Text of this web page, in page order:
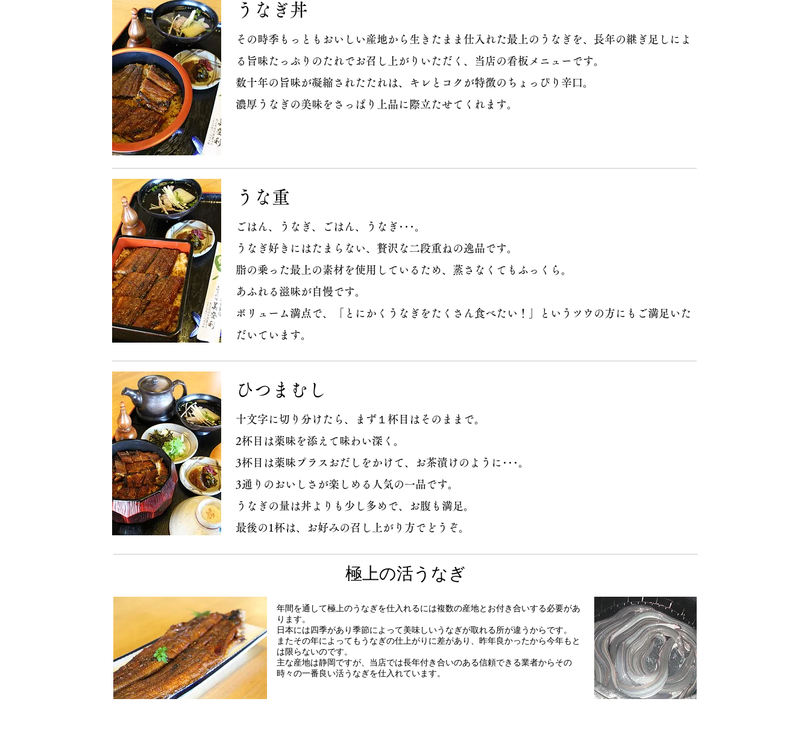
​うなぎ丼
その時季もっともおいしい産地から生きたまま仕入れた最上のうなぎを、長年の継ぎ足しによ
る旨味たっぷりのたれでお召し上がりいただく、当店の看板メニューです。
数十年の旨味が凝縮されたたれは、キレとコクが特徴のちょっぴり辛口。
​濃厚うなぎの美味をさっぱり上品に際立たせてくれます。
​うな重
ごはん、うなぎ、ごはん、うなぎ･･･。
うなぎ好きにはたまらない、贅沢な二段重ねの逸品です。
脂の乗った最上の素材を使用しているため、蒸さなくてもふっくら。
あふれる滋味が自慢です。
​ボリューム満点で、「とにかくうなぎをたくさん食べたい！」というツウの方にもご満足いた
だいています。
ひつまむし
十文字に切り分けたら、まず１杯目はそのままで。
2杯目は薬味を添えて味わい深く。
3杯目は薬味プラスおだしをかけて、お茶漬けのように･･･。
3通りのおいしさが楽しめる人気の一品です。
うなぎの量は丼よりも少し多めで、お腹も満足。
​最後の1杯は、お好みの召し上がり方でどうぞ。
​極上の活うなぎ
年間を通して極上のうなぎを仕入れるには複数の産地とお付き合いする必要があ
ります。
日本には四季があり季節によって美味しいうなぎが取れる所が違うからです。
またその年によってもうなぎの仕上がりに差があり、昨年良かったから今年もと
は限らないのです。
主な産地は静岡ですが、当店では長年付き合いのある信頼できる業者からその
時々の一番良い活うなぎを仕入れています。